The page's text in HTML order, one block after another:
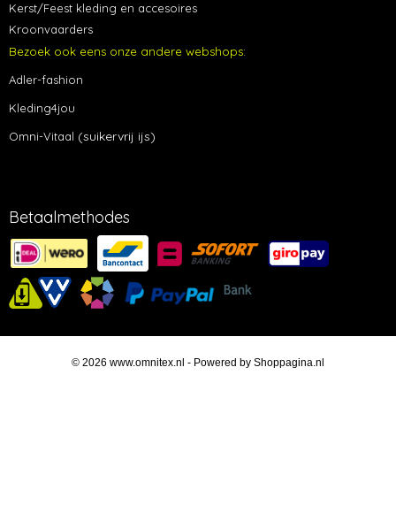
Kerst/Feest kleding en accesoires
Kroonvaarders
Bezoek ook eens onze andere webshops:
Adler-fashion
Kleding4jou
Omni-Vitaal (suikervrij ijs)
Betaalmethodes
© 2026 www.omnitex.nl - Powered by Shoppagina.nl